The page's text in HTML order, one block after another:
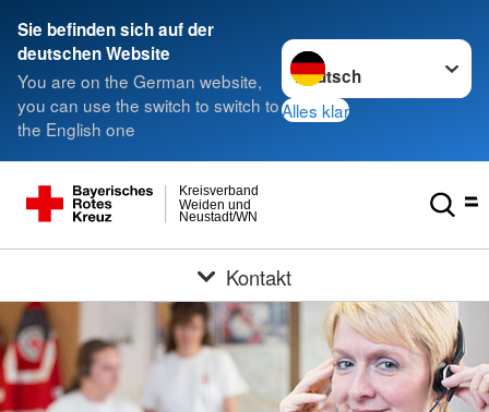
Sie befinden sich auf der
deutschen Website
You are on the German website,
you can use the switch to switch to
the English one
Sprache wechseln zu
Alles klar
Neustadt/WN
Weiden und
Kreisverband
Kontakt